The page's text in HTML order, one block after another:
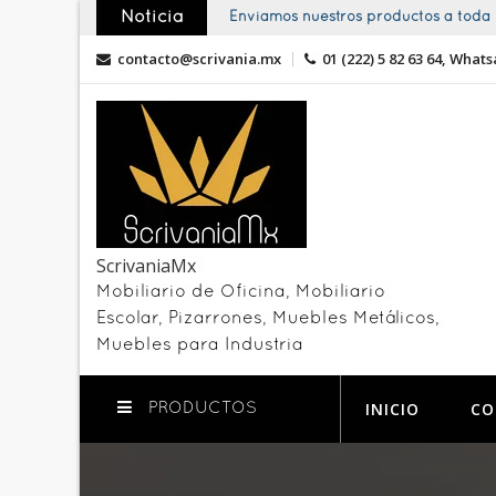
content
Noticia Enviamos nuestros productos a
contacto@scrivania.mx 01 (222) 5 82 63 64,
ScrivaniaMx
Mobiliario de Oficina, Mobiliario
Escolar, Pizarrones, Muebles Metálicos,
Muebles para Industria
PRODUCTOS INICIO